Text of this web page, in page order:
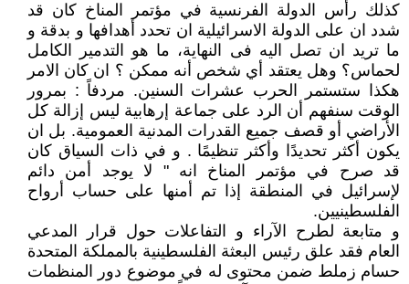
كذلك رأس الدولة الفرنسية في مؤتمر المناخ كان قد
شدد ان على الدولة الاسرائيلية ان تحدد أهدافها و بدقة و
ما تريد ان تصل اليه فى النهاية، ما هو التدمير الكامل
لحماس؟ وهل يعتقد أي شخص أنه ممكن ؟ ان كان الامر
هكذا ستستمر الحرب عشرات السنين. مردفاً : بمرور
الوقت سنفهم أن الرد على جماعة إرهابية ليس إزالة كل
الأراضي أو قصف جميع القدرات المدنية العمومية. بل ان
يكون أكثر تحديدًا وأكثر تنظيمًا . و في ذات السياق كان
قد صرح في مؤتمر المناخ انه " لا يوجد أمن دائم
لإسرائيل في المنطقة إذا تم أمنها على حساب أرواح
الفلسطينيين.
و متابعة لطرح الآراء و التفاعلات حول قرار المدعي
العام فقد علق رئيس البعثة الفلسطينية بالمملكة المتحدة
حسام زملط ضمن محتوى له في موضوع دور المنظمات